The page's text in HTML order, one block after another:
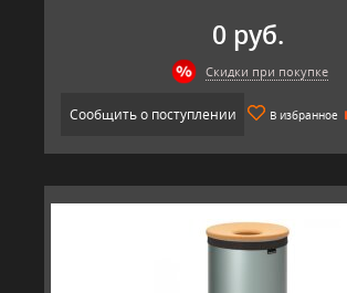
0 руб.
Скидки при покупке
Сообщить о поступлении В избранное